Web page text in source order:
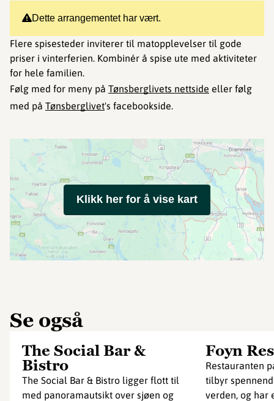
Dette arrangementet har vært.
Flere spisesteder inviterer til matopplevelser til gode
priser i vinterferien. Kombinér å spise ute med aktiviteter
for hele familien.
Følg med for meny på Tønsberglivets nettside eller følg
med på Tønsberglivet's facebookside.
Klikk her for å vise kart
Se også
The Social Bar &
Bistro
The Social Bar & Bistro ligger flott til
med panoramautsikt over sjøen og
Foyn
Restauranten
tilbyr
verden, og har